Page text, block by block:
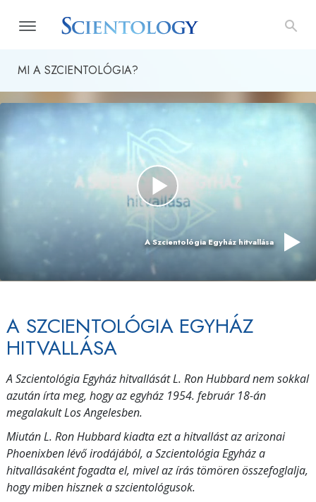
MI A SZCIENTOLÓGIA?
A Szcientológia Egyház hitvallása
A SZCIENTOLÓGIA EGYHÁZ
HITVALLÁSA
A Szcientológia Egyház hitvallását L. Ron Hubbard nem sokkal
azután írta meg, hogy az egyház 1954. február 18-án
megalakult Los Angelesben.
Miután L. Ron Hubbard kiadta ezt a hitvallást az arizonai
Phoenixben lévő irodájából, a Szcientológia Egyház a
hitvallásaként fogadta el, mivel az írás tömören összefoglalja,
hogy miben hisznek a szcientológusok.